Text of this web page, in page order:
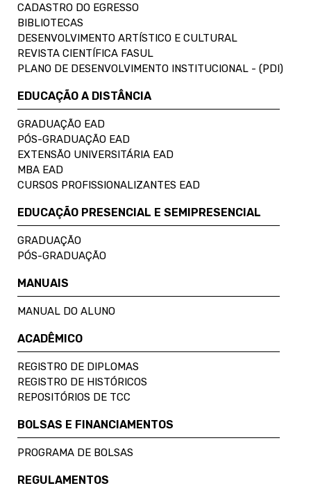
CADASTRO DO EGRESSO
BIBLIOTECAS
DESENVOLVIMENTO ARTÍSTICO E CULTURAL
REVISTA CIENTÍFICA FASUL
PLANO DE DESENVOLVIMENTO INSTITUCIONAL - (PDI)
EDUCAÇÃO A DISTÂNCIA
GRADUAÇÃO EAD
PÓS-GRADUAÇÃO EAD
EXTENSÃO UNIVERSITÁRIA EAD
MBA EAD
CURSOS PROFISSIONALIZANTES EAD
EDUCAÇÃO PRESENCIAL E SEMIPRESENCIAL
GRADUAÇÃO
PÓS-GRADUAÇÃO
MANUAIS
MANUAL DO ALUNO
ACADÊMICO
REGISTRO DE DIPLOMAS
REGISTRO DE HISTÓRICOS
REPOSITÓRIOS DE TCC
BOLSAS E FINANCIAMENTOS
PROGRAMA DE BOLSAS
REGULAMENTOS